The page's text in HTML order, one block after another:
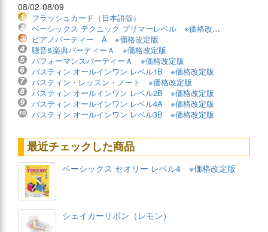
08/02-08/09
フラッシュカード（日本語版）
ベーシックス テクニック プリマーレベル ※価格改定版
ピアノパーティー A ※価格改定版
聴音&楽典パーティーＡ ※価格改定版
パフォーマンスパーティーＡ ※価格改定版
バスティン オールインワン レベル1B ※価格改定版
バスティン・レッスン・ノート ※価格改定版
バスティン オールインワン レベル2B ※価格改定版
バスティン オールインワン レベル4A ※価格改定版
バスティン オールインワン レベル3B ※価格改定版
最近チェックした商品
ベーシックス セオリー レベル4 ※価格改定版
シェイカーリボン（レモン）